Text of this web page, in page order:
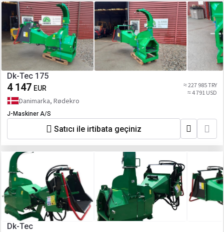
Dk-Tec 175
4 147 EUR
≈ 227 985 TRY
≈ 4 791 USD
Danimarka, Rødekro
J-Maskiner A/S
Satıcı ile irtibata geçiniz
Dk-Tec